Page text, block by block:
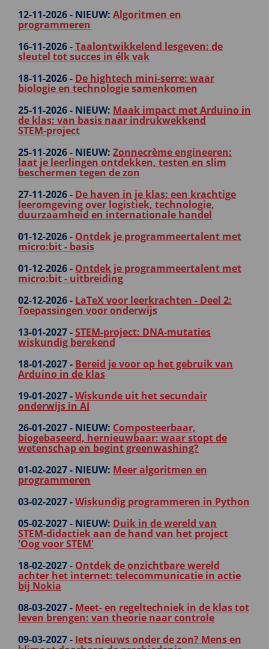
12-11-2026 - NIEUW: Algoritmen en
programmeren
16-11-2026 -Taalontwikkelend lesgeven: de
sleutel tot succes in élk vak
18-11-2026 - De hightech mini-serre: waar
biologie en technologie samenkomen
25-11-2026 - NIEUW: Maak impact met Arduino in
de klas: van basis naar indrukwekkend
STEM‑project
25-11-2026 - NIEUW: Zonnecrème engineeren:
laat je leerlingen ontdekken, testen en slim
beschermen tegen de zon
27-11-2026 - De haven in je klas: een krachtige
leeromgeving over logistiek, technologie,
duurzaamheid en internationale handel
01-12-2026 - Ontdek je programmeertalent met
micro:bit - basis
01-12-2026 - Ontdek je programmeertalent met
micro:bit - uitbreiding
02-12-2026 - LaTeX voor leerkrachten - Deel 2:
Toepassingen voor onderwijs
13-01-2027 -STEM-project: DNA-mutaties
wiskundig berekend
18-01-2027 - Bereid je voor op het gebruik van
Arduino in de klas
19-01-2027 -Wiskunde uit het secundair
onderwijs in AI
26-01-2027 - NIEUW: Composteerbaar,
biogebaseerd, hernieuwbaar: waar stopt de
wetenschap en begint greenwashing?
01-02-2027 - NIEUW: Meer algoritmen en
programmeren
03-02-2027 -Wiskundig programmeren in Python
05-02-2027 - NIEUW: Duik in de wereld van
STEM‑didactiek aan de hand van het project
'Oog voor STEM'
18-02-2027 - Ontdek de onzichtbare wereld
achter het internet: telecommunicatie in actie
bij Nokia
08-03-2027 - Meet- en regeltechniek in de klas tot
leven brengen: van theorie naar controle
09-03-2027 - Iets nieuws onder de zon? Mens en